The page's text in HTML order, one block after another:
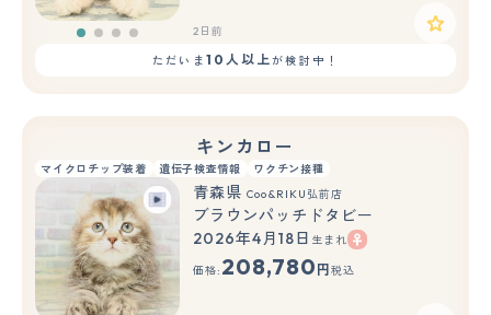
2日前
ただいま 10人以上が検討中！
キンカロー
マイクロチップ装着 遺伝子検査情報 ワクチン接種
青森県 Coo&RIKU弘前店
ブラウンパッチドタビー
2026年4月18日 生まれ
価格: 208,780 円 税込